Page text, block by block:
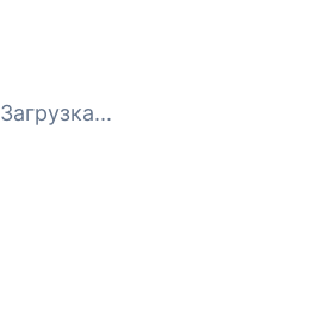
Загрузка...